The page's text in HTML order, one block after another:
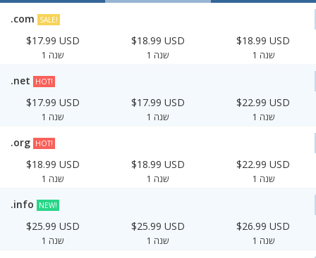
.com SALE!
$17.99 USD
1 שנה
$18.99 USD
1 שנה
$18.99 USD
1 שנה
.net HOT!
$17.99 USD
1 שנה
$17.99 USD
1 שנה
$22.99 USD
1 שנה
.org HOT!
$18.99 USD
1 שנה
$18.99 USD
1 שנה
$22.99 USD
1 שנה
.info NEW!
$25.99 USD
1 שנה
$25.99 USD
1 שנה
$26.99 USD
1 שנה